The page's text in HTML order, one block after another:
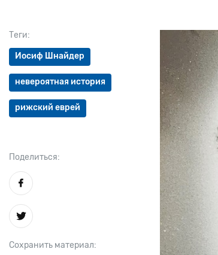
Теги:
Иосиф Шнайдер
невероятная история
рижский еврей
Поделиться:
Сохранить материал: